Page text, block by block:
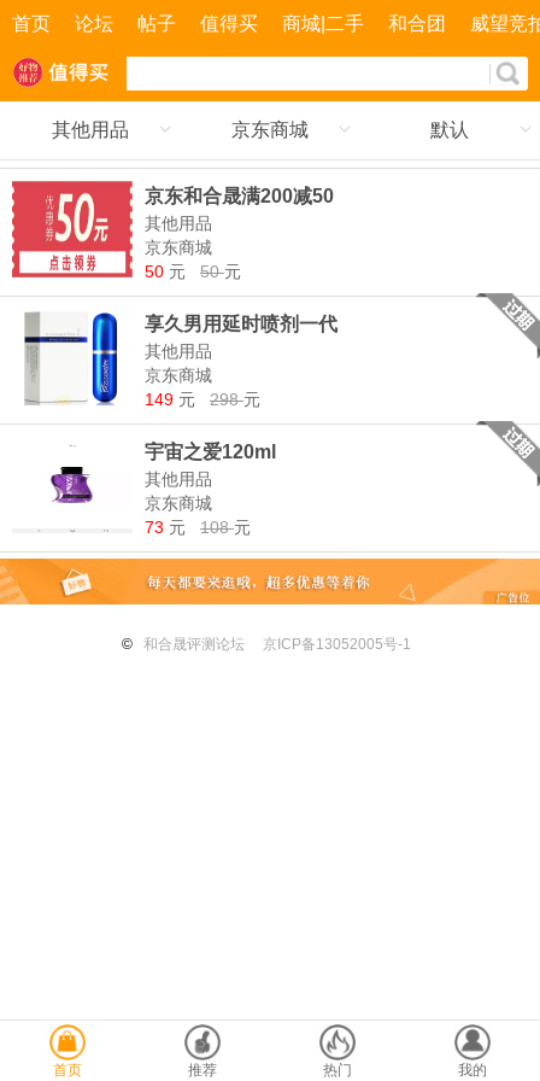
首页 论坛 帖子 值得买 商城|二手 和合团 威望竞
其他用品 京东商城 默认
京东和合晟满200减50
其他用品
京东商城
50 元 50元
享久男用延时喷剂一代
其他用品
京东商城
149 元 298元
宇宙之爱120ml
其他用品
京东商城
73 元 108元
首页 推荐 热门 我的
© 和合晟评测论坛 京ICP备13052005号-1